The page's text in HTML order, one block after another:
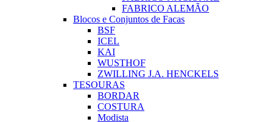
FABRICO ALEMÃO
Blocos e Conjuntos de Facas
BSF
ICEL
KAI
WUSTHOF
ZWILLING J.A. HENCKELS
TESOURAS
BORDAR
COSTURA
Modista